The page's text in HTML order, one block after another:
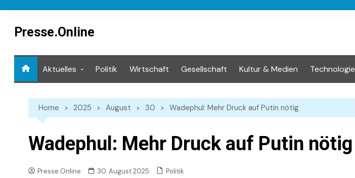
contentPresse.Online
Aktuelles Politik Wirtschaft Gesellschaft Kultur & Medien Technologie
Home 2025 August 30 Wadephul: Mehr Druck auf Putin nötig
Wadephul: Mehr Druck auf Putin nötig
Presse.Online 30. August 2025 Politik